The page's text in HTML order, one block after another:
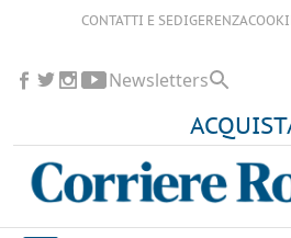
CONTATTI E SEDIGERENZA
Newsletters